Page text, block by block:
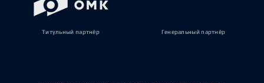
Титульный партнёр Генеральный партнёр